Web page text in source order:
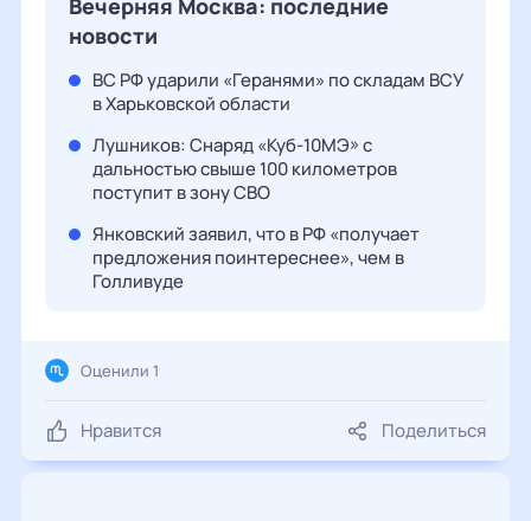
Вечерняя Москва: последние
новости
ВС РФ ударили «Геранями» по складам ВСУ
в Харьковской области
Лушников: Снаряд «Куб-10МЭ» с
дальностью свыше 100 километров
поступит в зону СВО
Янковский заявил, что в РФ «получает
предложения поинтереснее», чем в
Голливуде
Нравится Поделиться
Оценили 1